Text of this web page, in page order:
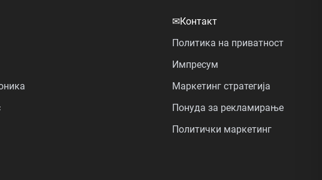
✉Контакт
Политика на приватност
Импресум
Маркетинг стратегија
Понуда за рекламирање
Политички маркетинг